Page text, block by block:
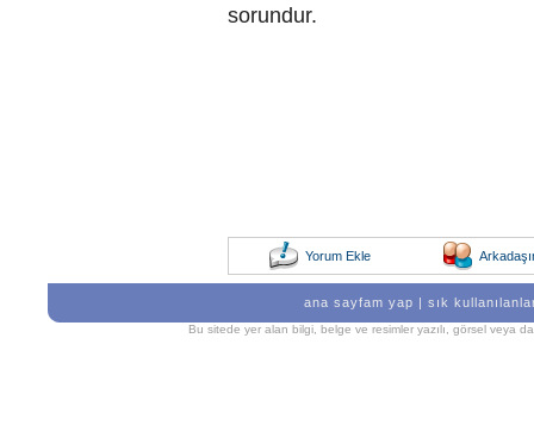
sorundur.
Yorum Ekle
ana sayfam yap | sık
Bu sitede yer alan bilgi, belge ve resimler yazılı, görsel veya